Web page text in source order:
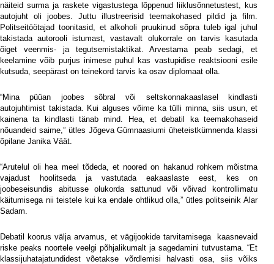
näiteid surma ja raskete vigastustega lõppenud liiklusõnnetustest, kus
autojuht oli joobes. Juttu illustreerisid teemakohased pildid ja film.
Politseitöötajad toonitasid, et alkoholi pruukinud sõpra tuleb igal juhul
takistada autorooli istumast, vastavalt olukorrale on tarvis kasutada
õiget veenmis- ja tegutsemistaktikat. Arvestama peab sedagi, et
keelamine võib purjus inimese puhul kas vastupidise reaktsiooni esile
kutsuda, seepärast on teinekord tarvis ka osav diplomaat olla.
“Mina püüan joobes sõbral või seltskonnakaaslasel kindlasti
autojuhtimist takistada. Kui alguses võime ka tülli minna, siis usun, et
kainena ta kindlasti tänab mind. Hea, et debatil ka teemakohaseid
nõuandeid saime,” ütles Jõgeva Gümnaasiumi üheteistkümnenda klassi
õpilane Janika Väät.
“Arutelul oli hea meel tõdeda, et noored on hakanud rohkem mõistma
vajadust hoolitseda ja vastutada eakaaslaste eest, kes on
joobeseisundis abitusse olukorda sattunud või võivad kontrollimatu
käitumisega nii teistele kui ka endale ohtlikud olla,” ütles politseinik Alar
Sadam.
Debatil koorus välja arvamus, et vägijookide tarvitamisega
kaasnevaid
riske peaks noortele veelgi põhjalikumalt ja sagedamini tutvustama. “Et
klassijuhatajatundidest võetakse võrdlemisi halvasti osa, siis võiks